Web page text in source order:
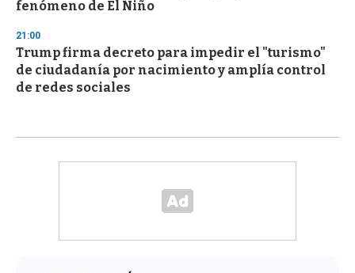
fenómeno de El Niño
21:00
Trump firma decreto para impedir el "turismo"
de ciudadanía por nacimiento y amplía control
de redes sociales